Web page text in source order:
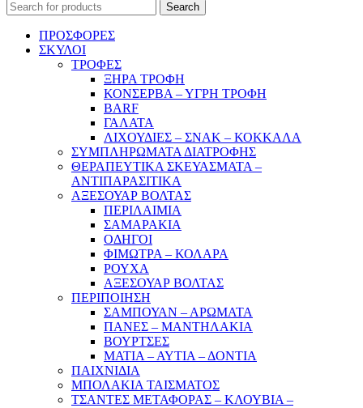
Search
ΠΡΟΣΦΟΡΕΣ
ΣΚΥΛΟΙ
ΤΡΟΦΕΣ
ΞΗΡΑ ΤΡΟΦΗ
ΚΟΝΣΕΡΒΑ – ΥΓΡΗ ΤΡΟΦΗ
BARF
ΓΑΛΑΤΑ
ΛΙΧΟΥΔΙΕΣ – ΣΝΑΚ – ΚΟΚΚΑΛΑ
ΣΥΜΠΛΗΡΩΜΑΤΑ ΔΙΑΤΡΟΦΗΣ
ΘΕΡΑΠΕΥΤΙΚΑ ΣΚΕΥΑΣΜΑΤΑ –
ΑΝΤΙΠΑΡΑΣΙΤΙΚΑ
ΑΞΕΣΟΥΑΡ ΒΟΛΤΑΣ
ΠΕΡΙΛΑΙΜΙΑ
ΣΑΜΑΡΑΚΙΑ
ΟΔΗΓΟΙ
ΦΙΜΩΤΡΑ – ΚΟΛΑΡΑ
ΡΟΥΧΑ
ΑΞΕΣΟΥΑΡ ΒΟΛΤΑΣ
ΠΕΡΙΠΟΙΗΣΗ
ΣΑΜΠΟΥΑΝ – ΑΡΩΜΑΤΑ
ΠΑΝΕΣ – ΜΑΝΤΗΛΑΚΙΑ
ΒΟΥΡΤΣΕΣ
ΜΑΤΙΑ – ΑΥΤΙΑ – ΔΟΝΤΙΑ
ΠΑΙΧΝΙΔΙΑ
ΜΠΟΛΑΚΙΑ ΤΑΙΣΜΑΤΟΣ
ΤΣΑΝΤΕΣ ΜΕΤΑΦΟΡΑΣ – ΚΛΟΥΒΙΑ –